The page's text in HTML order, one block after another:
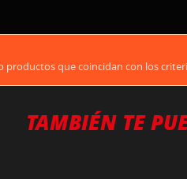
que coincidan con los
TAMBIÉN TE